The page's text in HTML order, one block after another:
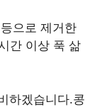
으로 제거한
간 이상 푹 삶
하겠습니다.콩